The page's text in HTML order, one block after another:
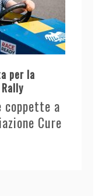
per la
coppette a
Cure